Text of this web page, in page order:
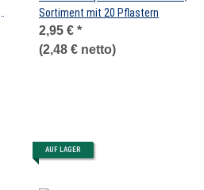
Sortiment mit 20 Pflastern
2,95 € *
(2,48 € netto)
AUF LAGER